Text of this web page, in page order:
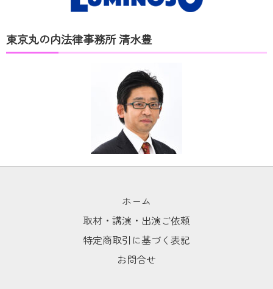
東京丸の内法律事務所 清水豊
ホーム
取材・講演・出演ご依頼
特定商取引に基づく表記
お問合せ